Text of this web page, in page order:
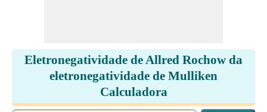
Eletronegatividade de Allred Rochow da
eletronegatividade de Mulliken
Calculadora